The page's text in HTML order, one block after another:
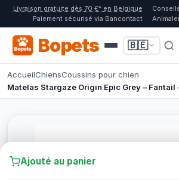
Livraison gratuite dès 70 €* en Belgique
Paiement sécurisé via Bancontact
Bopets 🇧🇪
AccueilChiensCoussins pour chien
Matelas Stargaze Origin Epic Grey –
Ajouté au panier